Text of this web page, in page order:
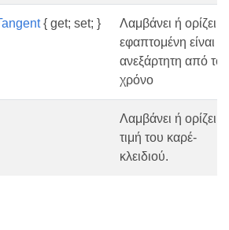
{ get; set; }
Λαμβάνει ή ορίζει
εφαπτομένη είναι
ανεξάρτητη από το
χρόνο
Λαμβάνει ή ορίζει
τιμή του καρέ-
κλειδιού.